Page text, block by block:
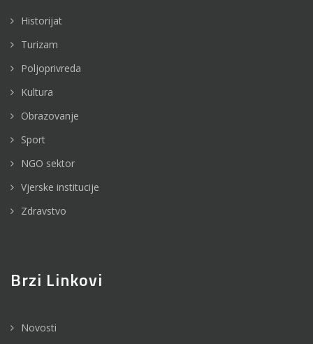
Historijat
Turizam
Poljoprivreda
Kultura
Obrazovanje
Sport
NGO sektor
Vjerske institucije
Zdravstvo
Brzi Linkovi
Novosti